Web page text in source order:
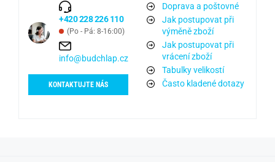
+420 228 226 110
(Po - Pá: 8-16:00)
info@budchlap.cz
KONTAKTUJTE NÁS
Doprava a poštovné
Jak postupovat při
výměně zboží
Jak postupovat při
vrácení zboží
Tabulky velikostí
Často kladené dotazy